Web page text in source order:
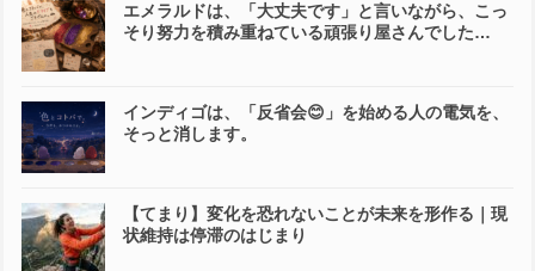
エメラルドは、「大丈夫です」と言いながら、こっ
そり努力を積み重ねている頑張り屋さんでした…
インディゴは、「反省会😊」を始める人の電気を、
そっと消します。
【てまり】変化を恐れないことが未来を形作る｜現
状維持は停滞のはじまり